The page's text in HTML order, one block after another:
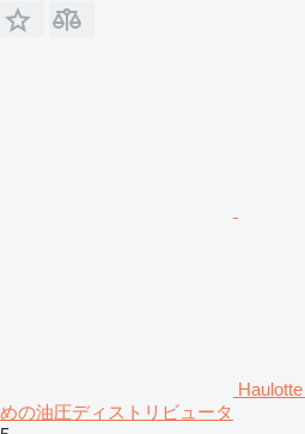
めの油圧ディストリビュータ